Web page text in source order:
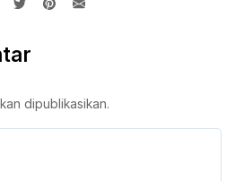
dipublikasikan.